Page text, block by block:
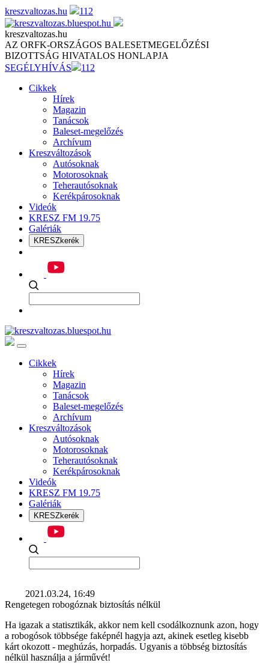
Skip
to
content
kreszvaltozas.hu 112
kreszvaltozas.hu
AZ ORFK-ORSZÁGOS BALESETMEGELŐZÉSI
BIZOTTSÁG HIVATALOS HONLAPJA
SEGÉLYHÍVÁS
112
Cikkek
Hírek
Magazin
Tanácsok
Baleset-megelőzés
Archívum
Kreszváltozások
Autósoknak
Motorosoknak
Teherautósoknak
Kerékpárosoknak
Videók
KRESZ FM 19.75
Galériák
KRESZkerék
Cikkek
Hírek
Magazin
Tanácsok
Baleset-megelőzés
Archívum
Kreszváltozások
Autósoknak
Motorosoknak
Teherautósoknak
Kerékpárosoknak
Videók
KRESZ FM 19.75
Galériák
KRESZkerék
2021.03.24, 16:49
Rengetegen robogóznak biztosítás nélkül
Ha igazak a statisztikák, akkor nem kell csodálkoznunk azon, hogy
a robogósok többsége faképnél hagyja azt, akinek esetleg kisebb
kárt okozott - meghúzás, horpadás. Ugyanis a többség biztosítás
nélkül használja a járművét!